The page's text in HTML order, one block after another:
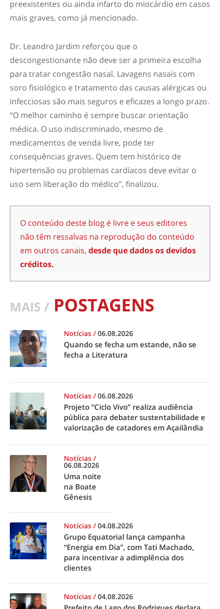
preexistentes ou ainda infarto do miocárdio em casos
mais graves, como já mencionado.
Dr. Leandro Jardim reforçou que o
descongestionante não deve ser a primeira escolha
para tratar congestão nasal. Lavagens nasais com
soro fisiológico e tratamento das causas alérgicas ou
infecciosas são mais seguros e eficazes a longo prazo.
“O melhor caminho é sempre buscar orientação
médica. O uso indiscriminado, mesmo de
medicamentos de venda livre, pode ter
consequências graves. Quem tem histórico de
hipertensão ou problemas cardíacos deve evitar o
uso sem liberação do médico”, finalizou.
O conteúdo deste blog é livre e seus editores
não têm ressalvas na reprodução do conteúdo
em outros canais, desde que dados os devidos
créditos.
MAIS / POSTAGENS
Notícias /06.08.2026
Quando se fecha um estande, não se
fecha a Literatura
Notícias /06.08.2026
Projeto “Ciclo Vivo” realiza audiência
pública para debater sustentabilidade e
valorização de catadores em Açailândia
Notícias /
06.08.2026
Uma noite
na Boate
Gênesis
Notícias /04.08.2026
Grupo Equatorial lança campanha
“Energia em Dia”, com Tati Machado,
para incentivar a adimplência dos
clientes
Notícias /04.08.2026